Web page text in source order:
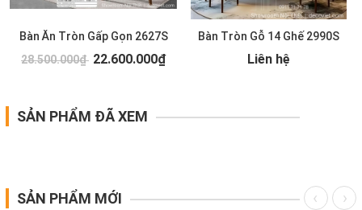
Bàn Ăn Tròn Gấp Gọn 2627S
28.500.000₫ 22.600.000₫
Bàn Tròn Gỗ 14 Ghế 2990S
Liên hệ
SẢN PHẨM ĐÃ XEM
SẢN PHẨM MỚI